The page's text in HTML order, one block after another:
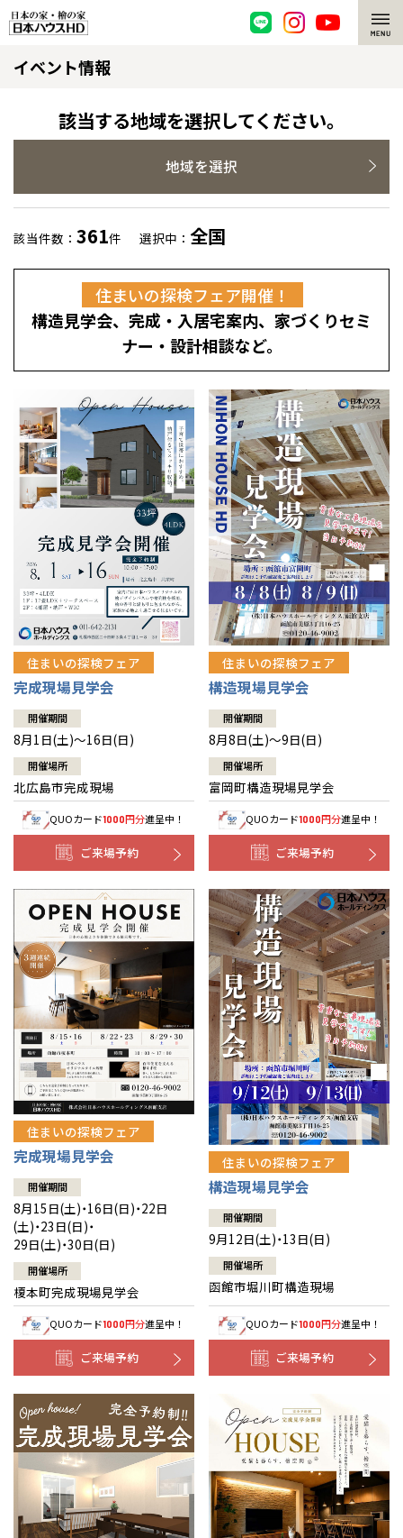
脱炭素・檜の家
環境にやさしい、脱炭素社会の住宅
耐震構造
高耐久住宅
高断熱・高気密の家
エネルギー自給自足
感謝訪問・長期保証
直営工事
1メーターモジュール
冷暖房標準装備
24時間対応コールセンター
デザイン賞各種受賞
セントラルヒーティング
選ばれる理由
檜の魅力 トップ
檜と日本人
1000年を超えて生きる檜
知られざる檜の効果・作用
理想の木材「檜」
注文住宅
グレートステージ
平屋の家
外観・インテリア集
暮らし方提案
住まいのコラム
住まいのお手入れ集
リフォーム トップ
選ばれる理由
リフォームの流れ
介護保険利用で快適リフォーム
賃貸併用住宅のメリット
安心のサポートシステム
展示場案内
分譲住宅・土地
分譲マンション
分譲マンション トップ
ワザックとは
高い信頼性
安心の管理体制
ギャラリー
会社情報
会社情報 トップ
ニュースリリース
代表ごあいさつ
企業理念
会社概要
事業部紹介
IR情報
木材調達指針
グループ会社紹介
CMギャラリー
採用情報
お問い合わせ
会員サイト
イベント情報
該当する地域を選択してください。
地域を選択
該当件数： 361件 選択中： 全国
住まいの探検フェア開催！
構造見学会、完成・入居宅案内、家づくりセミ
ナー・設計相談など。
住まいの探検フェア
完成現場見学会
開催期間
8月1日(土)～16日(日)
開催場所
北広島市完成現場
QUOカード1000円分進呈中！
ご来場予約
住まいの探検フェア
構造現場見学会
開催期間
8月8日(土)～9日(日)
開催場所
富岡町構造現場見学会
QUOカード1000円分進呈中！
ご来場予約
住まいの探検フェア
完成現場見学会
開催期間
8月15日(土)・16日(日)・22日
(土)・23日(日)・
29日(土)・30日(日)
開催場所
榎本町完成現場見学会
QUOカード1000円分進呈中！
ご来場予約
住まいの探検フェア
構造現場見学会
開催期間
9月12日(土)・13日(日)
開催場所
函館市堀川町構造現場
QUOカード1000円分進呈中！
ご来場予約